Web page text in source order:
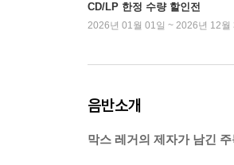
CD/LP 한정 수량 할인전
2026년 01월 01일 ~ 2026년 12월
음반소개
막스 레거의 제자가 남긴